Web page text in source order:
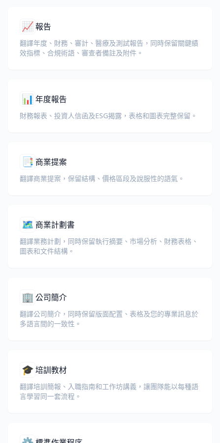
📈報告
翻譯年度、財務、審計、醫療及測試報告，同時保留關鍵績
效指標、合規術語、審查者備註及附件。
📊 年度報告
財務報表、投資人信函及ESG揭露，表格和圖表完整保留。
📑 商業提案
翻譯商業提案，保留結構、價格區段及說服性的語氣。
🗺️ 商業計劃書
翻譯業務計劃，同時保留執行摘要、市場分析、財務表格、
圖表和文件結構。
🏢 公司簡介
翻譯公司簡介，同時保留版面配置、表格及您的專業訊息於
多語言間的一致性。
🎓培訓教材
翻譯培訓簡報、入職指南和工作坊講義，讓團隊能以每種語
言學習同一套流程。